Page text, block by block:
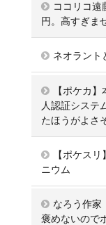
ココリコ遠
円。高すぎま
ネオラント
【ポケカ
人認証システ
たほうがよさ
【ポケス
ニウム
なろう作家
褒めないので